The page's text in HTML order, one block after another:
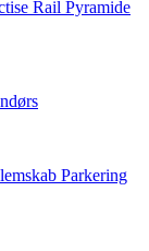
Rail Pyramide
Parkering